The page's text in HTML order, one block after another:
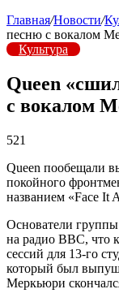
Главная/Новости/
песню с вокалом
Культура
Queen
с вокалом
521
Queen пообещали
покойного
названием «Face It
Основатели
на радио BBC, что
сессий для 13-го
который был
Меркьюри